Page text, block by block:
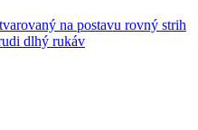
na postavu rovný strih
dlhý rukáv